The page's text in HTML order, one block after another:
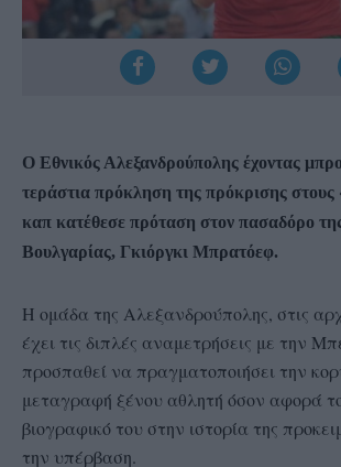
Ο Εθνικός Αλεξανδρούπολης έχοντας
τεράστια πρόκληση της πρόκρισης στους
καπ κατέθεσε πρόταση στον πασαδόρο
Βουλγαρίας, Γκιόργκι Μπρατόεφ.
Η ομάδα της Αλεξανδρούπολης, στις
έχει τις διπλές αναμετρήσεις με την
προσπαθεί να πραγματοποιήσει την
μεταγραφή ξένου αθλητή όσον αφορά
βιογραφικό του στην ιστορία της
την υπέρβαση.